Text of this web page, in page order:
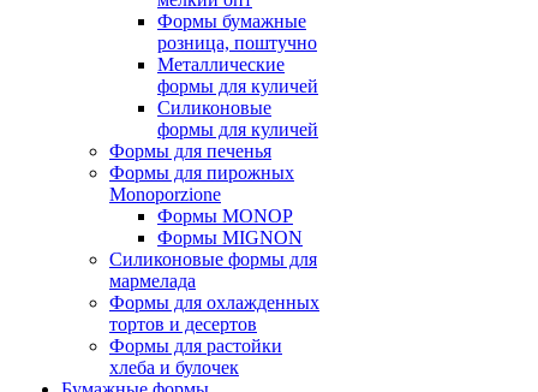
Формы бумажные
розница, поштучно
Металлические
формы для куличей
Силиконовые
формы для куличей
Формы для печенья
Формы для пирожных
Monoporzione
Формы MONOP
Формы MIGNON
Силиконовые формы для
мармелада
Формы для oхлажденных
тортов и десертов
Формы для растойки
хлеба и булочек